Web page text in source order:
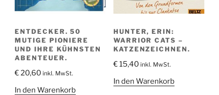
ENTDECKER. 50
MUTIGE PIONIERE
UND IHRE KÜHNSTEN
ABENTEUER.
€20,60 inkl. MwSt.
In den Warenkorb
HUNTER, ERIN:
WARRIOR CATS –
KATZENZEICHNEN.
€15,40 inkl. MwSt.
In den Warenkorb